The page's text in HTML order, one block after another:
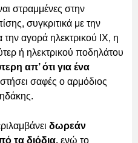
στραμμένες στην
συγκριτικά με την
αγορά ηλεκτρικού ΙΧ, η
ή ηλεκτρικού ποδηλάτου
απ’ ότι για ένα
σαφές ο αρμόδιος
δωρεάν
τα διόδια, ενώ το